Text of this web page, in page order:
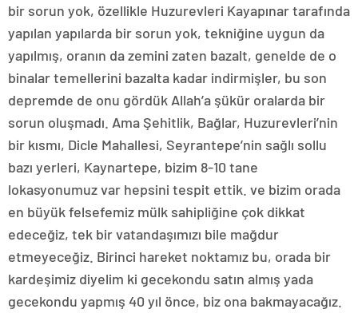
bir sorun yok, özellikle Huzurevleri Kayapınar tarafında
yapılan yapılarda bir sorun yok, tekniğine uygun da
yapılmış, oranın da zemini zaten bazalt, genelde de o
binalar temellerini bazalta kadar indirmişler, bu son
depremde de onu gördük Allah’a şükür oralarda bir
sorun oluşmadı. Ama Şehitlik, Bağlar, Huzurevleri’nin
bir kısmı, Dicle Mahallesi, Seyrantepe’nin sağlı sollu
bazı yerleri, Kaynartepe, bizim 8-10 tane
lokasyonumuz var hepsini tespit ettik. ve bizim orada
en büyük felsefemiz mülk sahipliğine çok dikkat
edeceğiz, tek bir vatandaşımızı bile mağdur
etmeyeceğiz. Birinci hareket noktamız bu, orada bir
kardeşimiz diyelim ki gecekondu satın almış yada
gecekondu yapmış 40 yıl önce, biz ona bakmayacağız.